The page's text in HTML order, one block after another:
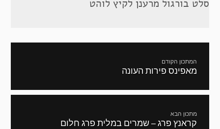
סלט בורגול מרענן לקיץ לוהט
המתכון הקודם
מתכון
מאפינס פירות העונה
מתכון הבא
המתכון
קראנץ פרג – שמרים במלית פרג חלום